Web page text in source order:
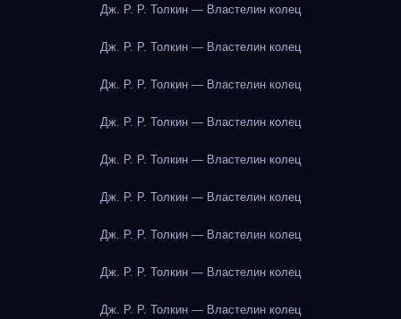
Дж. Р. Р. Толкин — Властелин колец
Дж. Р. Р. Толкин — Властелин колец
Дж. Р. Р. Толкин — Властелин колец
Дж. Р. Р. Толкин — Властелин колец
Дж. Р. Р. Толкин — Властелин колец
Дж. Р. Р. Толкин — Властелин колец
Дж. Р. Р. Толкин — Властелин колец
Дж. Р. Р. Толкин — Властелин колец
Дж. Р. Р. Толкин — Властелин колец